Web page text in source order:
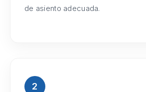
de asiento adecuada.
2